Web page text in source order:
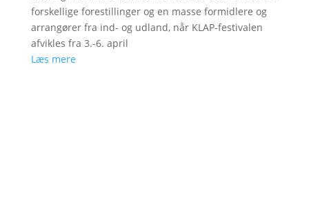
forskellige forestillinger og en masse formidlere og
arrangører fra ind- og udland, når KLAP-festivalen
afvikles fra 3.-6. april
Læs mere